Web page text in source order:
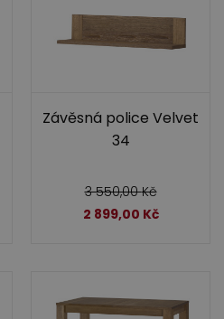
Závěsná police Velvet
34
3 550,00Kč
2 899,00 Kč